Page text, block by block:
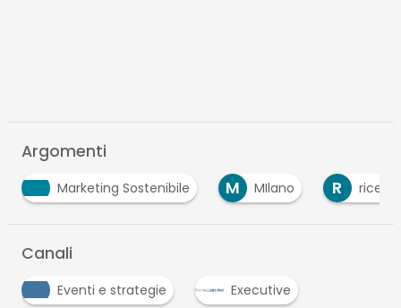
Argomenti
MIlano R ricerca S smart city S
Canali
Eventi e strategie Executive